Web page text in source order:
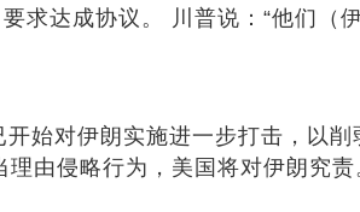
求达成协议。 川普说：“他们（
始对伊朗实施进一步打击，以削
由侵略行为，美国将对伊朗究责